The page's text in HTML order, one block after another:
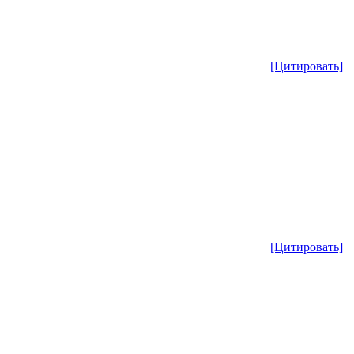
[Цитировать]
[Цитировать]